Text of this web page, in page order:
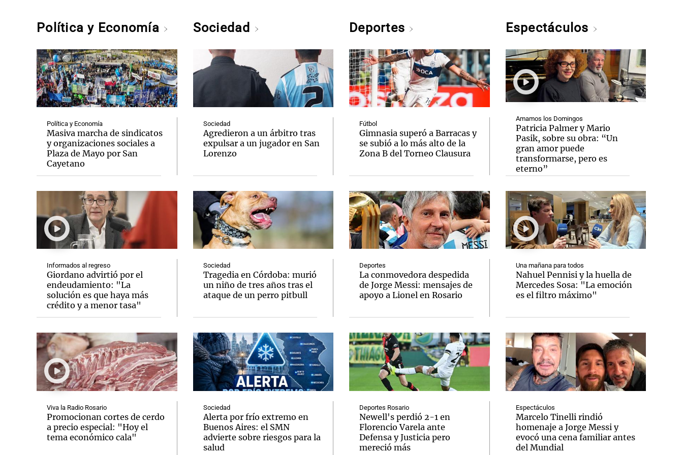
Política y Economía
Política y Economía
Masiva marcha de sindicatos
y organizaciones sociales a
Plaza de Mayo por San
Cayetano
Informados al regreso
Giordano advirtió por el
endeudamiento: "La
solución es que haya más
crédito y a menor tasa"
Viva la Radio Rosario
Promocionan cortes de cerdo
a precio especial: "Hoy el
tema económico cala"
Sociedad
Sociedad
Agredieron a un árbitro tras
expulsar a un jugador en San
Lorenzo
Sociedad
Tragedia en Córdoba: murió
un niño de tres años tras el
ataque de un perro pitbull
Sociedad
Alerta por frío extremo en
Buenos Aires: el SMN
advierte sobre riesgos para la
salud
Deportes
Fútbol
Gimnasia superó a Barracas y
se subió a lo más alto de la
Zona B del Torneo Clausura
Deportes
La conmovedora despedida
de Jorge Messi: mensajes de
apoyo a Lionel en Rosario
Deportes Rosario
Newell's perdió 2-1 en
Florencio Varela ante
Defensa y Justicia pero
mereció más
Espectáculos
Amamos los Domingos
Patricia Palmer y Mario
Pasik, sobre su obra: “Un
gran amor puede
transformarse, pero es
eterno”
Una mañana para todos
Nahuel Pennisi y la huella de
Mercedes Sosa: "La emoción
es el filtro máximo"
Espectáculos
Marcelo Tinelli rindió
homenaje a Jorge Messi y
evocó una cena familiar antes
del Mundial
Notas Notas
El huracán de Arequito
Notas
Cadena 3 en Groenlandia
Notas